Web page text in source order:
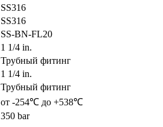
SS316
SS316
SS-BN-FL20
1 1/4 in.
Трубный фитинг
1 1/4 in.
Трубный фитинг
от -254℃ до +538℃
350 bar